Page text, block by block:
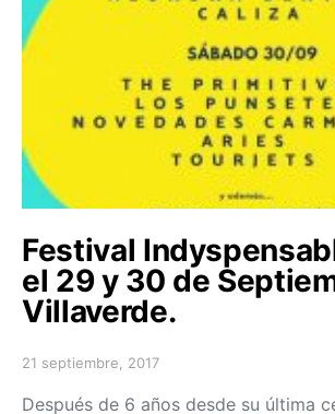
Festival
el 29 y 30 de
Villaverde.
Posted on
21 septiembre, 2017
Después de 6 años desde su última